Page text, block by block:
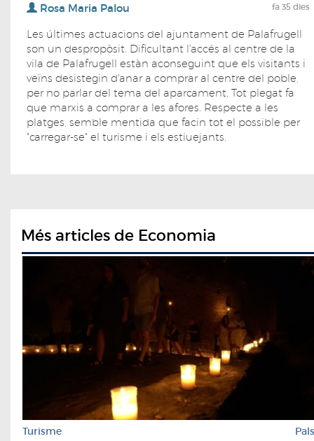
Rosa Maria Palou fa 35 dies
Les últimes actuacions del ajuntament de Palafrugell
son un despropòsit. Dificultant l'accés al centre de la
vila de Palafrugell estàn aconseguint que els visitants i
veïns desistegin d'anar a comprar al centre del poble,
per no parlar del tema del aparcament. Tot plegat fa
que marxis a comprar a les afores. Respecte a les
platges, semble mentida que facin tot el possible per
"carregar-se" el turisme i els estiuejants.
Més articles de Economia
Turisme Pals